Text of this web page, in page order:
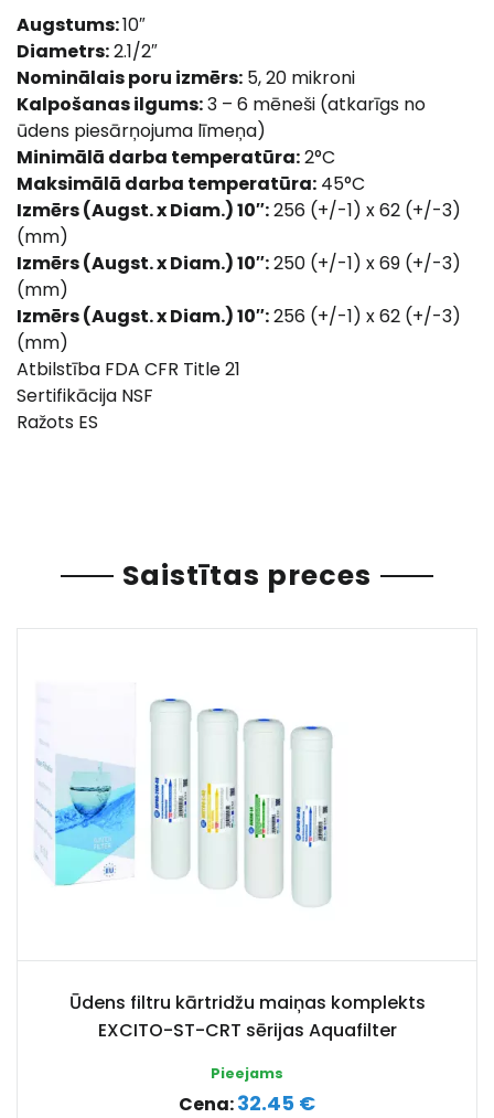
Augstums:10″
Diametrs:2.1/2″
Nominālais poru izmērs: 5, 20 mikroni
Kalpošanas ilgums:3 – 6 mēneši (atkarīgs no
ūdens piesārņojuma līmeņa)
Minimālā darba temperatūra:2°C
Maksimālā darba temperatūra: 45°C
Izmērs (Augst. x Diam.) 10″:256 (+/-1) x 62 (+/-3)
(mm)
Izmērs (Augst. x Diam.) 10″:250 (+/-1) x 69 (+/-3)
(mm)
Izmērs (Augst. x Diam.) 10″:256 (+/-1) x 62 (+/-3)
(mm)
Atbilstība FDA CFR Title 21
Sertifikācija NSF
Ražots ES
Saistītas preces
Ūdens filtru kārtridžu maiņas komplekts
EXCITO-ST-CRT sērijas Aquafilter
Pieejams
Cena:32.45 €